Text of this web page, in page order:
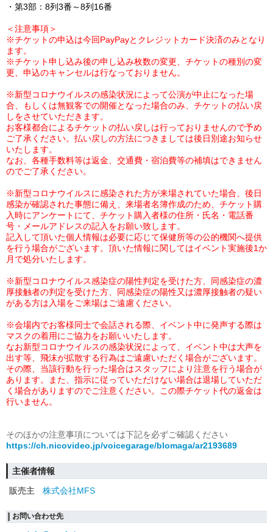
・第3部：8列3番～8列16番
＜注意事項＞
※チケットの申込は今回PayPayとクレジットカード決済のみとなり
ます。
※チケット申し込み後の申し込み枚数の変更、チケットの種別の変
更、申込のキャンセルは行なっておりません。
※新型コロナウイルスの感染状況によって公演が中止になった場
合、もしくは無観客での開催となった場合のみ、チケットの払い戻
しをさせていただきます。
お客様都合によるチケットの払い戻しは行っておりませんので予め
ご了承ください。払い戻しの方法につきましては後日別途お知らせ
いたします。
なお、各種手数料等は返金、交通費・宿泊費等の補填はできません
のでご了承ください。
※新型コロナウイルスに感染された方が来場されていた場合、後日
感染が確認された事態に備え、来場者名簿作成のため、 チケット購
入時にアンケートにて、 チケット購入者様の住所・氏名・電話番
号・メールアドレスの記入をお願い致します。
記入して頂いた個人情報は必要に応じて保健所等の公的機関へ提供
を行う場合がございます。頂いた情報に関してはイベント実施後1か
月で処分いたします。
※新型コロナウイルス感染症の陽性判定を受けた方、同感染症の濃
厚接触者の判定を受けた方、同感染症の陽性又は濃厚接触者の疑い
がある方は入場をご来場はご遠慮ください。
※会場内でお客様同士で会話される際、イベント中に発声する際は
マスクの着用にご協力をお願いいたします。
なお新型コロナウイルスの感染状況によって、イベント中は大声を
出す等、飛沫が拡散する行為はご遠慮いただく場合がございます。
その際、当該行動を行った場合はスタッフにより注意を行う場合が
あります。また、指示に従っていただけない場合は退場していただ
く場合がありますのでご注意ください。この際チケット代の返金は
行いません。
そのほかの注意事項については下記を必ずご確認ください
https://ch.nicovideo.jp/voicegarage/blomaga/ar2193689
主催者情報
販売主
株式会社MFS
お問い合わせ先